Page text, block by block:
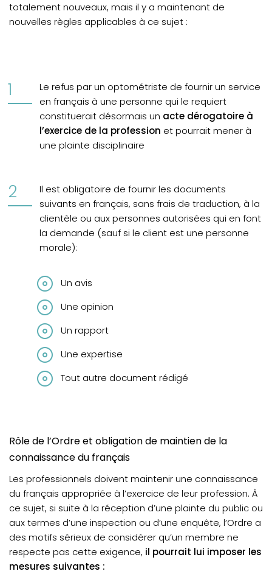
totalement nouveaux, mais il y a maintenant de
nouvelles règles applicables à ce sujet :
Le refus par un optométriste de fournir un service
en français à une personne qui le requiert
constituerait désormais un acte dérogatoire à
l’exercice de la profession et pourrait mener à
une plainte disciplinaire
Il est obligatoire de fournir les documents
suivants en français, sans frais de traduction, à la
clientèle ou aux personnes autorisées qui en font
la demande (sauf si le client est une personne
morale):
Un avis
Une opinion
Un rapport
Une expertise
Tout autre document rédigé
Rôle de l’Ordre et obligation de maintien de la
connaissance du français
Les professionnels doivent maintenir une connaissance
du français appropriée à l’exercice de leur profession. À
ce sujet, si suite à la réception d’une plainte du public ou
aux termes d’une inspection ou d’une enquête, l’Ordre a
des motifs sérieux de considérer qu’un membre ne
respecte pas cette exigence, il pourrait lui imposer les
mesures suivantes :